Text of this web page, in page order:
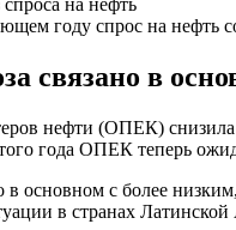
году спрос на нефть
связано в
нефти (ОПЕК)
года ОПЕК теперь
в основном с более
в странах